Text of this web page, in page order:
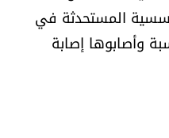
التجسسية المستحدثة في
وأصابوها إصابة